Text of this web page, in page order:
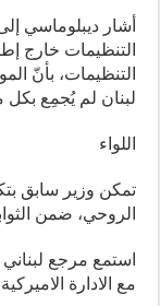
أشار ديبلوماسي
التنظيمات خارج
التنظيمات، بأنّ
لبنان لم يُجمِع
اللواء
تمكن وزير سابق
الروحي، ضمن
استمع مرجع
مع الادارة